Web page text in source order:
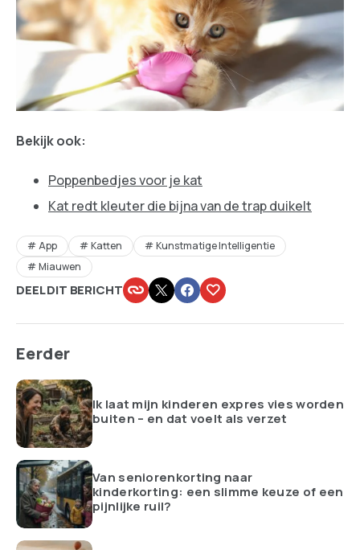
Bekijk ook:
Poppenbedjes voor je kat
Kat redt kleuter die bijna van de trap duikelt
App Katten
Kunstmatige Intelligentie
Miauwen
DEEL DIT BERICHT
Eerder
Ik laat mijn kinderen expres vies worden
buiten – en dat voelt als verzet
Van seniorenkorting naar
kinderkorting: een slimme keuze of een
pijnlijke ruil?